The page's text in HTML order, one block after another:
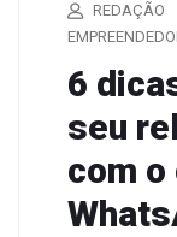
REDAÇÃO
6
seu
com